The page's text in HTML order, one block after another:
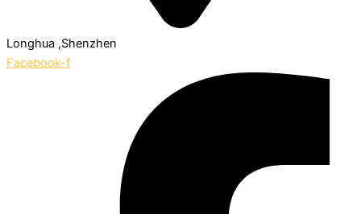
Longhua ,Shenzhen
Facebook-f